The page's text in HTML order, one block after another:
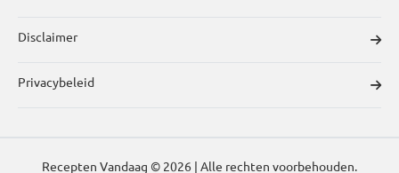
Disclaimer
Privacybeleid
Recepten Vandaag © 2026 | Alle rechten voorbehouden.